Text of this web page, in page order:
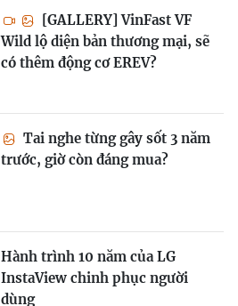
[GALLERY] VinFast VF
Wild lộ diện bản thương mại, sẽ
có thêm động cơ EREV?
Tai nghe từng gây sốt 3 năm
trước, giờ còn đáng mua?
Hành trình 10 năm của LG
InstaView chinh phục người
dùng